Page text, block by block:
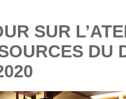
SUR
DU